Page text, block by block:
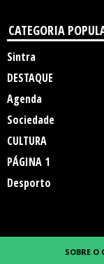
CATEGORIA
Sintra
DESTAQUE
Agenda
Sociedade
CULTURA
PÁGINA 1
Desporto
SOBRE O